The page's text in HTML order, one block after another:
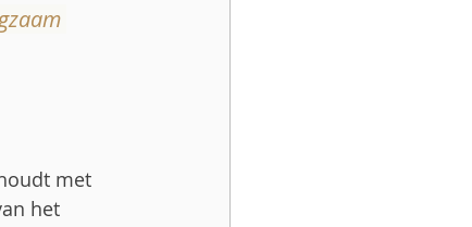
met
het